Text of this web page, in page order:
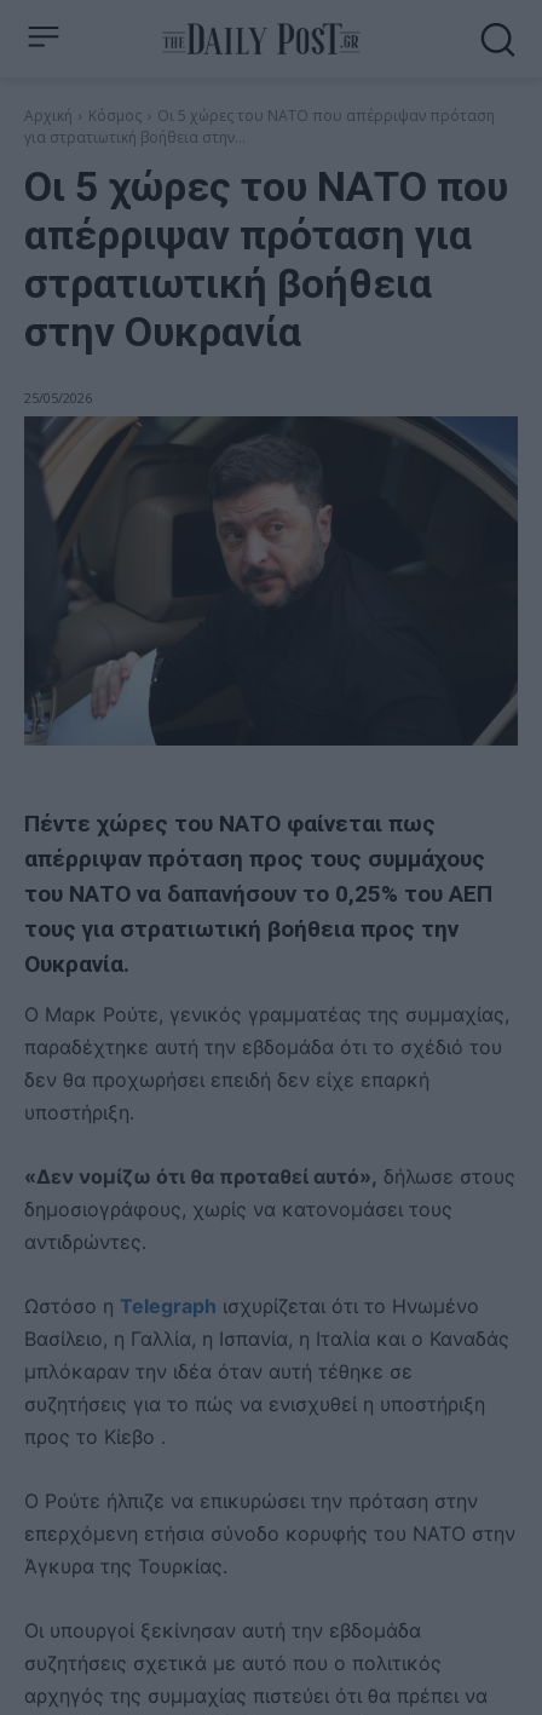
Αρχική Κόσμος
Οι 5 χώρες του ΝΑΤΟ που απέρριψαν πρόταση
για στρατιωτική βοήθεια στην...
Οι 5 χώρες του ΝΑΤΟ που
απέρριψαν πρόταση για
στρατιωτική βοήθεια
στην Ουκρανία
25/05/2026
Πέντε χώρες του ΝΑΤΟ φαίνεται πως
απέρριψαν πρόταση προς τους συμμάχους
του ΝΑΤΟ να δαπανήσουν το 0,25% του ΑΕΠ
τους για στρατιωτική βοήθεια προς την
Ουκρανία.
Ο Μαρκ Ρούτε, γενικός γραμματέας της συμμαχίας,
παραδέχτηκε αυτή την εβδομάδα ότι το σχέδιό του
δεν θα προχωρήσει επειδή δεν είχε επαρκή
υποστήριξη.
«Δεν νομίζω ότι θα προταθεί αυτό», δήλωσε στους
δημοσιογράφους, χωρίς να κατονομάσει τους
αντιδρώντες.
Ωστόσο η Telegraph ισχυρίζεται ότι το Ηνωμένο
Βασίλειο, η Γαλλία, η Ισπανία, η Ιταλία και ο Καναδάς
μπλόκαραν την ιδέα όταν αυτή τέθηκε σε
συζητήσεις για το πώς να ενισχυθεί η υποστήριξη
προς το Κίεβο .
Ο Ρούτε ήλπιζε να επικυρώσει την πρόταση στην
επερχόμενη ετήσια σύνοδο κορυφής του ΝΑΤΟ στην
Άγκυρα της Τουρκίας.
Οι υπουργοί ξεκίνησαν αυτή την εβδομάδα
συζητήσεις σχετικά με αυτό που ο πολιτικός
αρχηγός της συμμαχίας πιστεύει ότι θα πρέπει να